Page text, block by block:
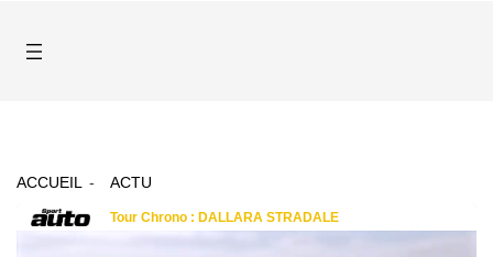
ACCUEIL ACTU